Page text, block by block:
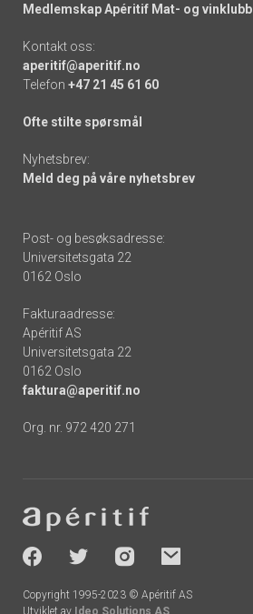
Medlemskap Apéritif Mat- og vinklubb
Kontakt oss:
aperitif@aperitif.no
Telefon +47 21 45 61 60
Ofte stilte spørsmål
Nyhetsbrev:
Meld deg på våre nyhetsbrev
Post- og besøksadresse:
Universitetsgata 22
0162 Oslo
Fakturaadresse:
Apéritif AS
Universitetsgata 22
0162 Oslo
faktura@aperitif.no
Org. nr. 972 420 271
-
socials
Copyright 1995-2023 © Apéritif AS
Utviklet av Ideo Solutions AS